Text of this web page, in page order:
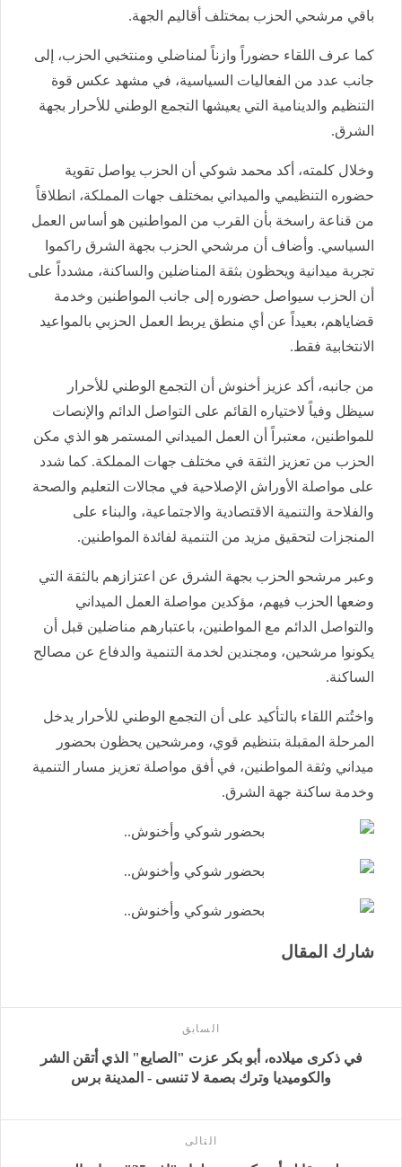
باقي مرشحي الحزب بمختلف أقاليم الجهة.
كما عرف اللقاء حضوراً وازناً لمناضلي ومنتخبي الحزب، إلى
جانب عدد من الفعاليات السياسية، في مشهد عكس قوة
التنظيم والدينامية التي يعيشها التجمع الوطني للأحرار بجهة
الشرق.
وخلال كلمته، أكد محمد شوكي أن الحزب يواصل تقوية
حضوره التنظيمي والميداني بمختلف جهات المملكة، انطلاقاً
من قناعة راسخة بأن القرب من المواطنين هو أساس العمل
السياسي. وأضاف أن مرشحي الحزب بجهة الشرق راكموا
تجربة ميدانية ويحظون بثقة المناضلين والساكنة، مشدداً على
أن الحزب سيواصل حضوره إلى جانب المواطنين وخدمة
قضاياهم، بعيداً عن أي منطق يربط العمل الحزبي بالمواعيد
الانتخابية فقط.
من جانبه، أكد عزيز أخنوش أن التجمع الوطني للأحرار
سيظل وفياً لاختياره القائم على التواصل الدائم والإنصات
للمواطنين، معتبراً أن العمل الميداني المستمر هو الذي مكن
الحزب من تعزيز الثقة في مختلف جهات المملكة. كما شدد
على مواصلة الأوراش الإصلاحية في مجالات التعليم والصحة
والفلاحة والتنمية الاقتصادية والاجتماعية، والبناء على
المنجزات لتحقيق مزيد من التنمية لفائدة المواطنين.
وعبر مرشحو الحزب بجهة الشرق عن اعتزازهم بالثقة التي
وضعها الحزب فيهم، مؤكدين مواصلة العمل الميداني
والتواصل الدائم مع المواطنين، باعتبارهم مناضلين قبل أن
يكونوا مرشحين، ومجندين لخدمة التنمية والدفاع عن مصالح
الساكنة.
واختُتم اللقاء بالتأكيد على أن التجمع الوطني للأحرار يدخل
المرحلة المقبلة بتنظيم قوي، ومرشحين يحظون بحضور
ميداني وثقة المواطنين، في أفق مواصلة تعزيز مسار التنمية
وخدمة ساكنة جهة الشرق.
شارك المقال
السابق
في ذكرى ميلاده، أبو بكر عزت "الصايع" الذي أتقن الشر
والكوميديا وترك بصمة لا تنسى - المدينة برس
التالى